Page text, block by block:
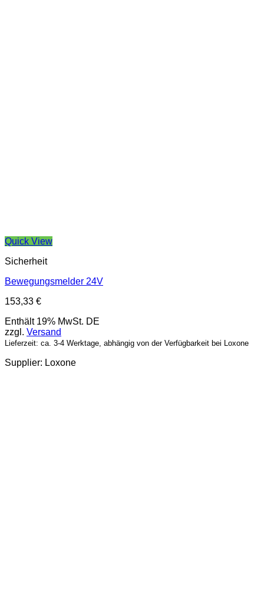
Quick View
Sicherheit
Bewegungsmelder 24V
153,33 €
Enthält 19% MwSt. DE
zzgl. Versand
Lieferzeit: ca. 3-4 Werktage, abhängig von der Verfügbarkeit bei Loxone
Supplier: Loxone